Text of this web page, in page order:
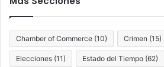
Chamber of Commerce (10) Crimen (15)
Elecciones (11) Estado del Tiempo (62)